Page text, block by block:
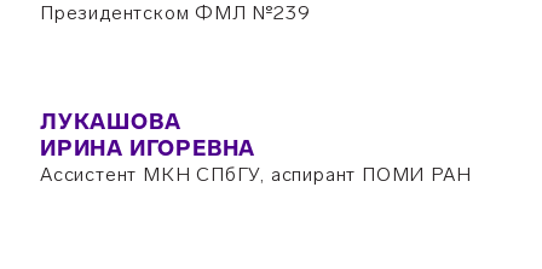
Президентском ФМЛ №239
ЛУКАШОВА
ИРИНА ИГОРЕВНА
Ассистент МКН СПбГУ, аспирант ПОМИ РАН